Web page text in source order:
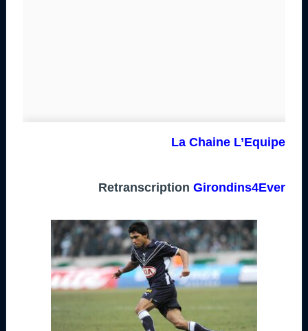
La Chaine L’Equipe
Retranscription Girondins4Ever